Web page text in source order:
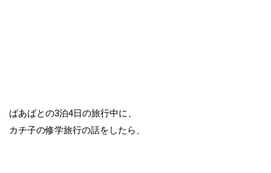
ばあばとの3泊4日の旅行中に、
カチ子の修学旅行の話をしたら、